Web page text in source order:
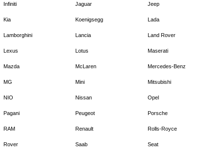
Infiniti Jaguar Jeep
Kia Koenigsegg Lada
Lamborghini Lancia Land Rover
Lexus Lotus Maserati
Mazda McLaren Mercedes-Benz
MG Mini Mitsubishi
NIO Nissan Opel
Pagani Peugeot Porsche
RAM Renault Rolls-Royce
Rover Saab Seat